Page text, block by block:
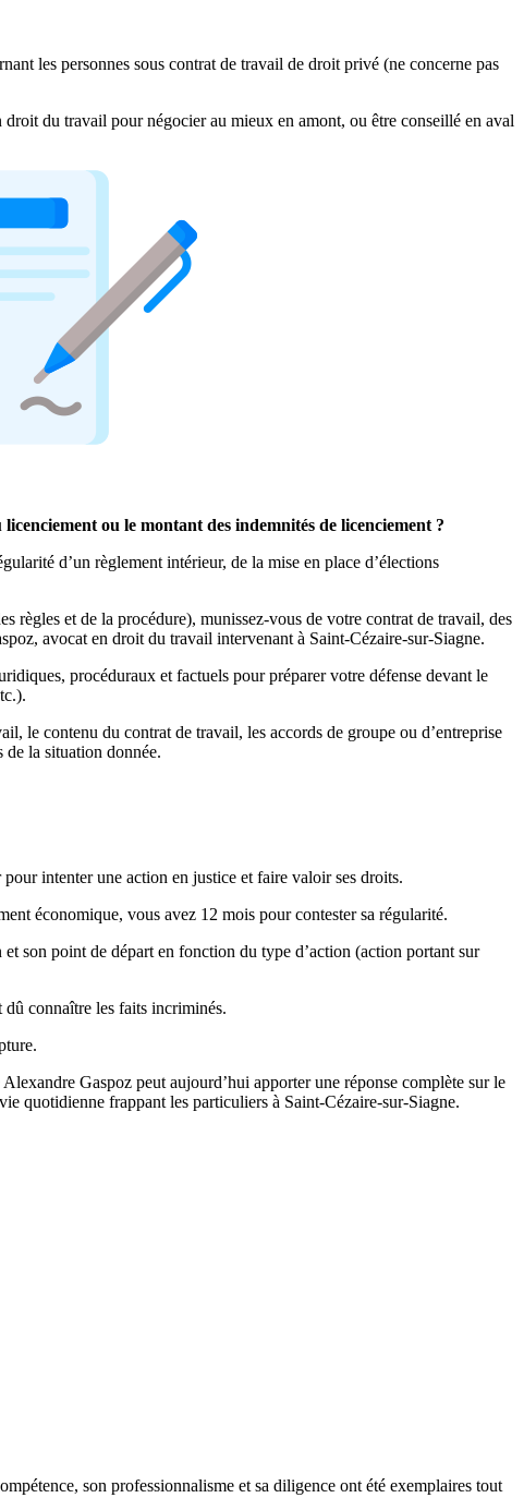
les personnes sous contrat de travail de droit privé (ne concerne pas
du travail pour négocier au mieux en amont, ou être conseillé en aval
ou le montant des indemnités de licenciement ?
d’un règlement intérieur, de la mise en place d’élections
règles et de la procédure), munissez-vous de votre contrat de travail, des
avocat en droit du travail intervenant à Saint-Cézaire-sur-Siagne.
procéduraux et factuels pour préparer votre défense devant le
le contenu du contrat de travail, les accords de groupe ou d’entreprise
de la situation donnée.
intenter une action en justice et faire valoir ses droits.
économique, vous avez 12 mois pour contester sa régularité.
son point de départ en fonction du type d’action (action portant sur
connaître les faits incriminés.
Gaspoz peut aujourd’hui apporter une réponse complète sur le
quotidienne frappant les particuliers à Saint-Cézaire-sur-Siagne.
son professionnalisme et sa diligence ont été exemplaires tout